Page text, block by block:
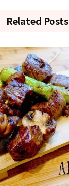
Related Posts